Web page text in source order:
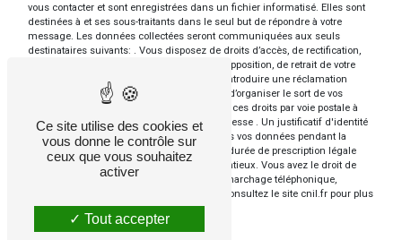
vous contacter et sont enregistrées dans un fichier informatisé. Elles sont
destinées à et ses sous-traitants dans le seul but de répondre à votre
message. Les données collectées seront communiquées aux seuls
destinataires suivants: . Vous disposez de droits d’accès, de rectification,
d’effacement, de portabilité, de limitation, d’opposition, de retrait de votre
consentement à tout moment et du droit d’introduire une réclamation
auprès d’une autorité de contrôle, ainsi que d’organiser le sort de vos
données post-mortem. Vous pouvez exercer ces droits par voie postale à
l'adresse ou par courrier électronique à l'adresse . Un justificatif d'identité
pourra vous être demandé. Nous conservons vos données pendant la
période de prise de contact puis pendant la durée de prescription légale
aux fins probatoires et de gestion des contentieux. Vous avez le droit de
vous inscrire sur la liste d'opposition au démarchage téléphonique,
. Consultez le site cnil.fr pour plus
d’informations sur vos droits.
Ce site utilise des cookies et
vous donne le contrôle sur
ceux que vous souhaitez
activer
Tout accepter